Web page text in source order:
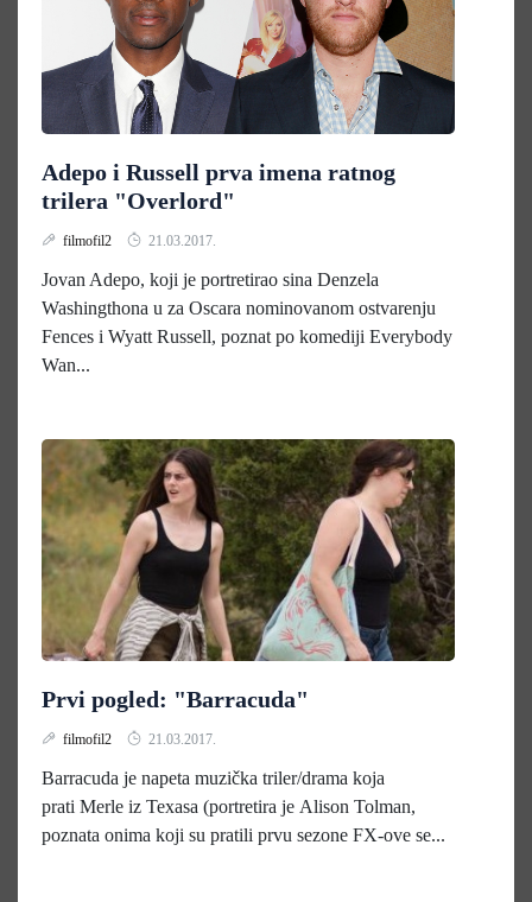
Adepo i Russell prva imena ratnog
trilera "Overlord"
filmofil2 21.03.2017.
Jovan Adepo, koji je portretirao sina Denzela
Washingthona u za Oscara nominovanom ostvarenju
Fences i Wyatt Russell, poznat po komediji Everybody
Wan...
Prvi pogled: "Barracuda"
filmofil2 21.03.2017.
Barracuda je napeta muzička triler/drama koja
prati Merle iz Texasa (portretira je Alison Tolman,
poznata onima koji su pratili prvu sezone FX-ove se...